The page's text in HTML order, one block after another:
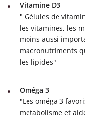
Vitamine D3
" Gélules de
les vitamines, les
moins aussi
macronutriments
les lipides".
Oméga 3
"Les oméga 3
métabolisme et